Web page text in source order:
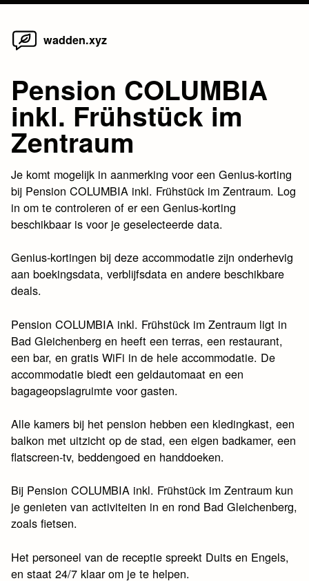
Skip
wadden.xyz
Pension COLUMBIA
inkl. Frühstück im
Zentraum
Je komt mogelijk in aanmerking voor een Genius-korting
bij Pension COLUMBIA inkl. Frühstück im Zentraum. Log
in om te controleren of er een Genius-korting
beschikbaar is voor je geselecteerde data.
Genius-kortingen bij deze accommodatie zijn onderhevig
aan boekingsdata, verblijfsdata en andere beschikbare
deals.
Pension COLUMBIA inkl. Frühstück im Zentraum ligt in
Bad Gleichenberg en heeft een terras, een restaurant,
een bar, en gratis WiFi in de hele accommodatie. De
accommodatie biedt een geldautomaat en een
bagageopslagruimte voor gasten.
Alle kamers bij het pension hebben een kledingkast, een
balkon met uitzicht op de stad, een eigen badkamer, een
flatscreen-tv, beddengoed en handdoeken.
Bij Pension COLUMBIA inkl. Frühstück im Zentraum kun
je genieten van activiteiten in en rond Bad Gleichenberg,
zoals fietsen.
Het personeel van de receptie spreekt Duits en Engels,
en staat 24/7 klaar om je te helpen.